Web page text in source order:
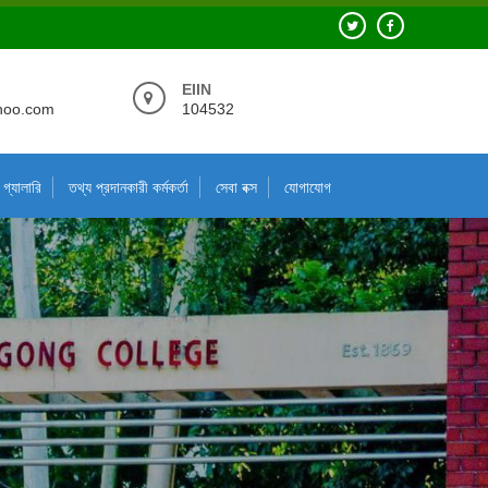
EIIN
104532
গ্যালারি তথ্য প্রদানকারী কর্মকর্তা সেবা বক্স যোগাযোগ